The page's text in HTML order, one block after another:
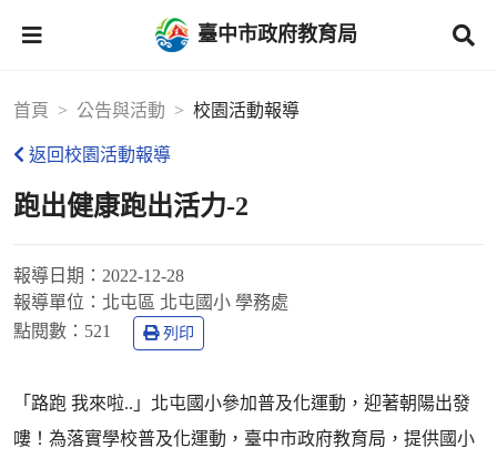
臺中市政府教育局
首頁 公告與活動 校園活動報導
返回校園活動報導
跑出健康跑出活力-2
報導日期： 2022-12-28
報導單位： 北屯區 北屯國小 學務處
點閱數： 521 列印
「路跑 我來啦..」北屯國小參加普及化運動，迎著朝陽出發
嘍！為落實學校普及化運動，臺中市政府教育局，提供國小